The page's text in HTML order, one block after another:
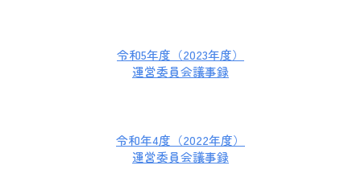
令和5年度（2023年度）
運営委員会議事録
令和年4度（2022年度）
運営委員会議事録